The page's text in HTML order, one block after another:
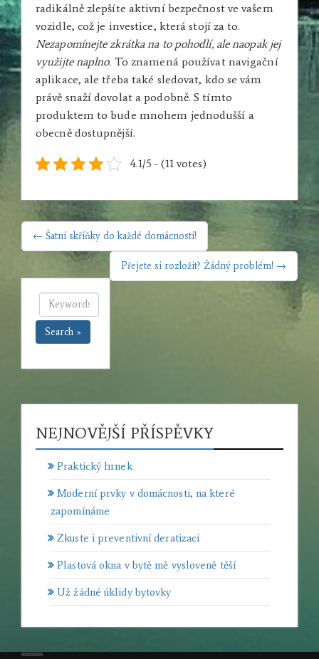
radikálně zlepšíte aktivní bezpečnost ve vašem
vozidle, což je investice, která stojí za to.
Nezapomínejte zkrátka na to pohodlí, ale naopak jej
využijte naplno. To znamená používat navigační
aplikace, ale třeba také sledovat, kdo se vám
právě snaží dovolat a podobně. S tímto
produktem to bude mnohem jednodušší a
obecně dostupnější.
4.1/5 - (11 votes)
NAVIGACE
PRO
PŘÍSPĚVEK
← Šatní skříňky do každé domácnosti!
Přejete si rozložit? Žádný problém! →
Search »
NEJNOVĚJŠÍ PŘÍSPĚVKY
Praktický hrnek
Moderní prvky v domácnosti, na které
zapomínáme
Zkuste i preventivní deratizaci
Plastová okna v bytě mě vysloveně těší
Už žádné úklidy bytovky